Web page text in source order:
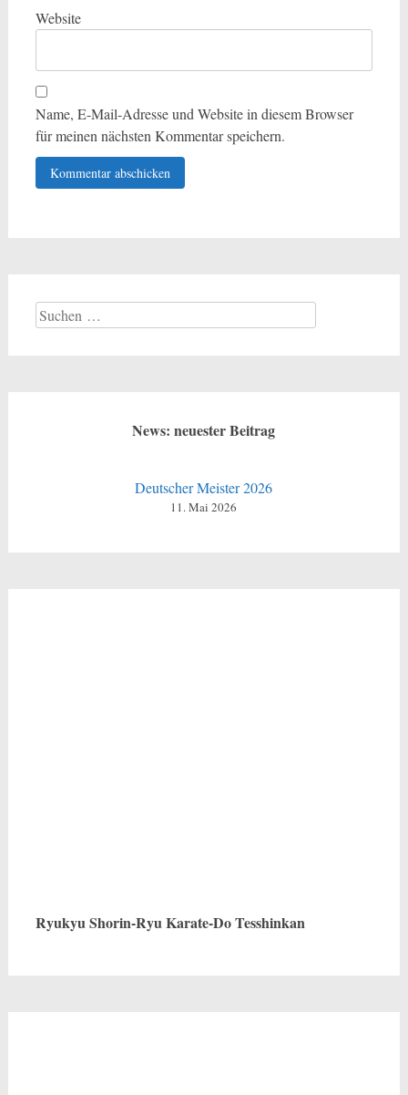
Website
Name, E-Mail-Adresse und Website in diesem Browser
für meinen nächsten Kommentar speichern.
Suchen
nach:
News: neuester Beitrag
Deutscher Meister 2026
11. Mai 2026
Ryukyu Shorin-Ryu Karate-Do Tesshinkan